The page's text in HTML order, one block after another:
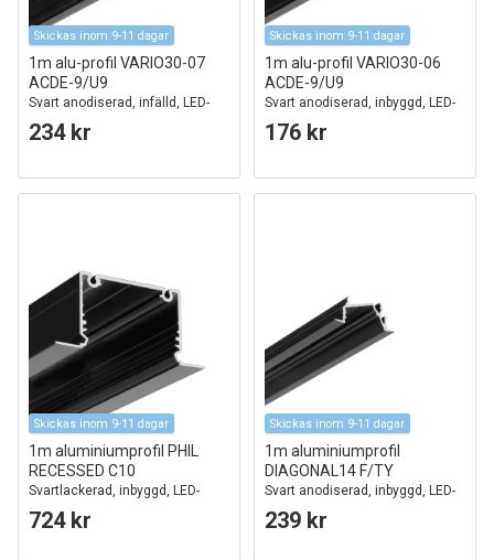
Skickas inom 9-11 dagar
1m alu-profil VARIO30-07
ACDE-9/U9
Svart anodiserad, infälld, LED-
skena
234 kr
Skickas inom 9-11 dagar
1m alu-profil VARIO30-06
ACDE-9/U9
Svart anodiserad, inbyggd, LED-
skena
176 kr
Skickas inom 9-11 dagar
1m aluminiumprofil PHIL
RECESSED C10
Svartlackerad, inbyggd, LED-
skena
724 kr
Skickas inom 9-11 dagar
1m aluminiumprofil
DIAGONAL14 F/TY
Svart anodiserad, inbyggd, LED-
skena
239 kr